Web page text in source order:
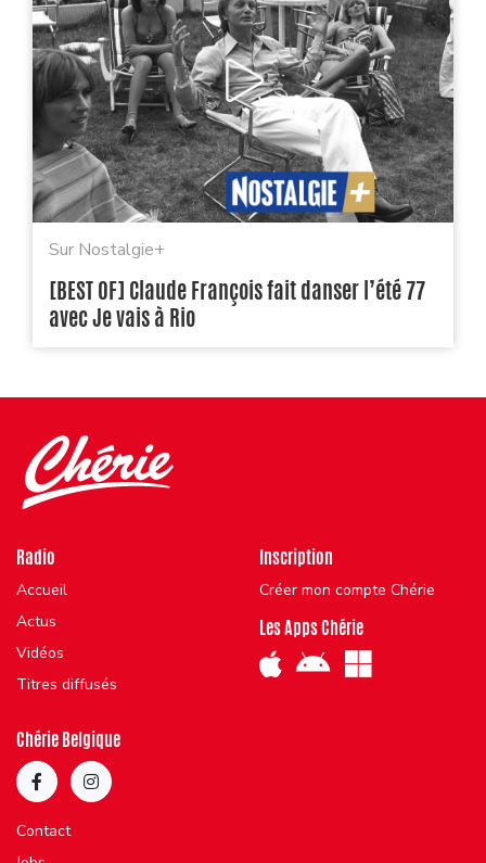
Sur Nostalgie+
[BEST OF] Claude François fait danser l’été 77
avec Je vais à Rio
Radio
Accueil
Actus
Vidéos
Titres diffusés
Inscription
Créer mon compte Chérie
Les Apps Chérie
Chérie Belgique
Contact